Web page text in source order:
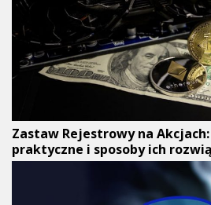
Zastaw Rejestrowy na
praktyczne i sposoby ich